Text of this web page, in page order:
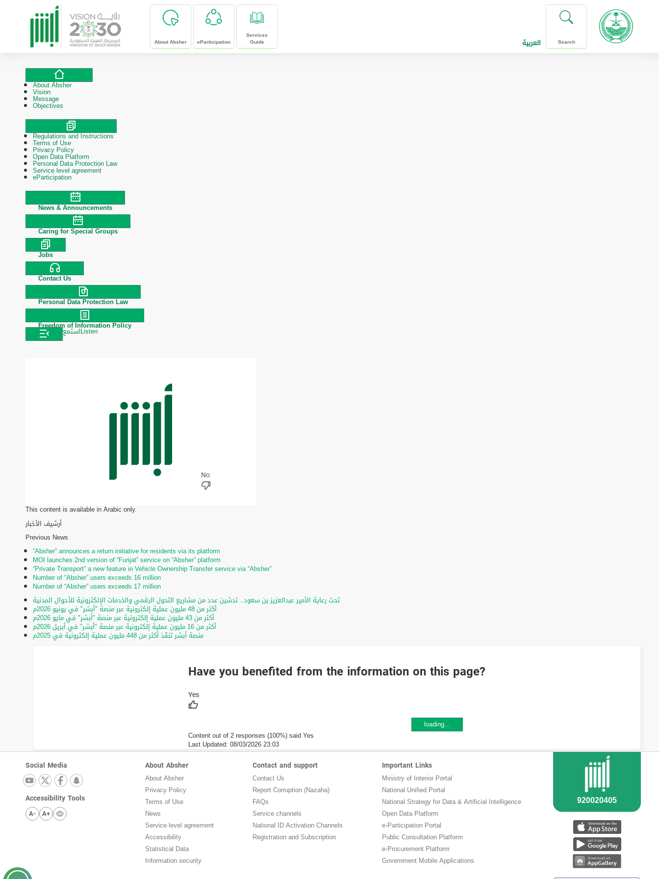
skip to main content
About Absher eParticipation
Services
Guide Search العربية
About Absher
About Absher
Vision
Message
Objectives
Polices & Procedures
Regulations and Instructions
Terms of Use
Privacy Policy
Open Data Platform
Personal Data Protection Law
Service level agreement
eParticipation
News & Announcements
Caring for Special Groups
Jobs
Contact Us
Personal Data Protection Law
Freedom of Information Policy
استمعListen
This content is available in Arabic only.
أرشيف الأخبار
Previous News
“Absher” announces a return initiative for residents via its platform
MOI launches 2nd version of “Furijat” service on “Absher” platform
“Private Transport” a new feature in Vehicle Ownership Transfer service via “Absher”
Number of “Absher” users exceeds 16 million
Number of “Absher” users exceeds 17 million
تحت رعاية الأمير عبدالعزيز بن سعود.. تدشين عدد من مشاريع التحول الرقمي والخدمات الإلكترونية للأحوال المدنية
أكثر من 48 مليون عملية إلكترونية عبر منصة "أبشر" في يونيو 2026م
أكثر من 43 مليون عملية إلكترونية عبر منصة "أبشر" في مايو 2026م
أكثر من 16 مليون عملية إلكترونية عبر منصة "أبشر" في أبريل 2026م
منصة أبشر تنفّذ أكثر من 448 مليون عملية إلكترونية في 2025م
Have you benefited from the information on this page?
loading...
Content out of 2 responses (100%) said Yes
Last Updated: 08/03/2026 23:03
Social Media
Accessibility Tools
A- A+
About Absher
About Absher
Privacy Policy
Terms of Use
News
Service level agreement
Accessibility
Statistical Data
Information security
Contact and support
Contact Us
Report Corruption (Nazaha)
FAQs
Service channels
National ID Activation Channels
Registration and Subscription
Important Links
Ministry of Interior Portal
National Unified Portal
National Strategy for Data & Artificial Intelligence
Open Data Platform
e-Participation Portal
Public Consultation Platform
e-Procurement Platform
Government Mobile Applications